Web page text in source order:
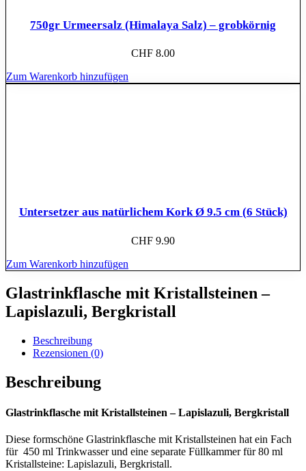
750gr Urmeersalz (Himalaya Salz) – grobkörnig
CHF 8.00
Zum Warenkorb hinzufügen
Untersetzer aus natürlichem Kork Ø 9.5 cm (6 Stück)
CHF 9.90
Zum Warenkorb hinzufügen
Glastrinkflasche mit Kristallsteinen –
Lapislazuli, Bergkristall
Beschreibung
Rezensionen (0)
Beschreibung
Glastrinkflasche mit Kristallsteinen – Lapislazuli, Bergkristall
Diese formschöne Glastrinkflasche mit Kristallsteinen hat ein Fach
für 450 ml Trinkwasser und eine separate Füllkammer für 80 ml
Kristallsteine: Lapislazuli, Bergkristall.